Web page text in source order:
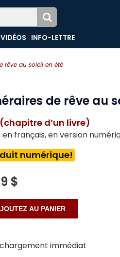
rêve au soleil en été
VIDÉOS INFO-LETTRE
de rêve au
d’un livre)
en français, en version
numérique!
$
immédiat